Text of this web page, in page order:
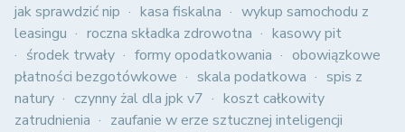
jak sprawdzić nip kasa fiskalna
wykup samochodu z
leasingu
roczna składka zdrowotna
kasowy pit
środek trwały
formy opodatkowania
obowiązkowe
płatności bezgotówkowe
skala podatkowa
spis z
natury
czynny żal dla jpk v7
koszt całkowity
zatrudnienia
zaufanie w erze sztucznej inteligencji